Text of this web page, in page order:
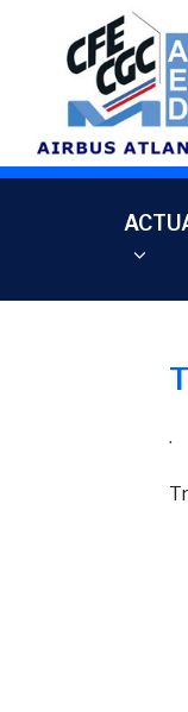
contenu
principal
.